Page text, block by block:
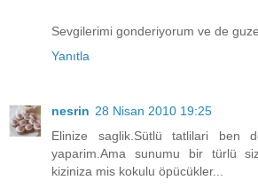
Sevgilerimi gonderiyorum ve de
Yanıtla
nesrin 28 Nisan 2010 19:25
Elinize saglik.Sütlü tatlilari ben
yaparim.Ama sunumu bir türlü
kiziniza mis kokulu öpücükler...